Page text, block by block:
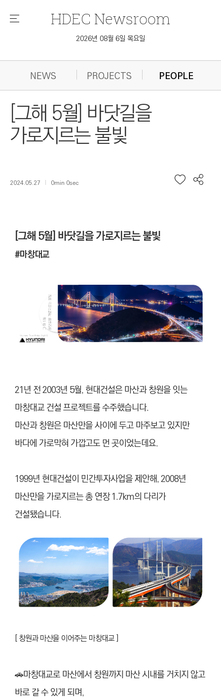
메
HDEC Newsroom
2026년 08월 6일 목요일
NEWS PROJECTS PEOPLE
[그해 5월] 바닷길을
가로지르는 불빛
2024.05.27 0min 0sec
[그해 5월] 바닷길을 가로지르는 불빛
#마창대교
21년 전 2003년 5월, 현대건설은 마산과 창원을 잇는
마창대교 건설 프로젝트를 수주했습니다.
마산과 창원은 마산만을 사이에 두고 마주보고 있지만
바다에 가로막혀 가깝고도 먼 곳이었는데요.
1999년 현대건설이 민간투자사업을 제안해, 2008년
마산만을 가로지르는 총 연장 1.7km의 다리가
건설됐습니다.
[ 창원과 마산을 이어주는 마창대교 ]
🚗마창대교로 마산에서 창원까지 마산 시내를 거치지 않고
바로 갈 수 있게 되며,